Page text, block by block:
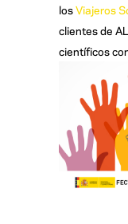
losViajeros
clientes de
científicos